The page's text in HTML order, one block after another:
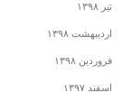
تیر ۱۳۹۸
اردیبهشت ۱۳۹۸
فروردین ۱۳۹۸
اسفند ۱۳۹۷